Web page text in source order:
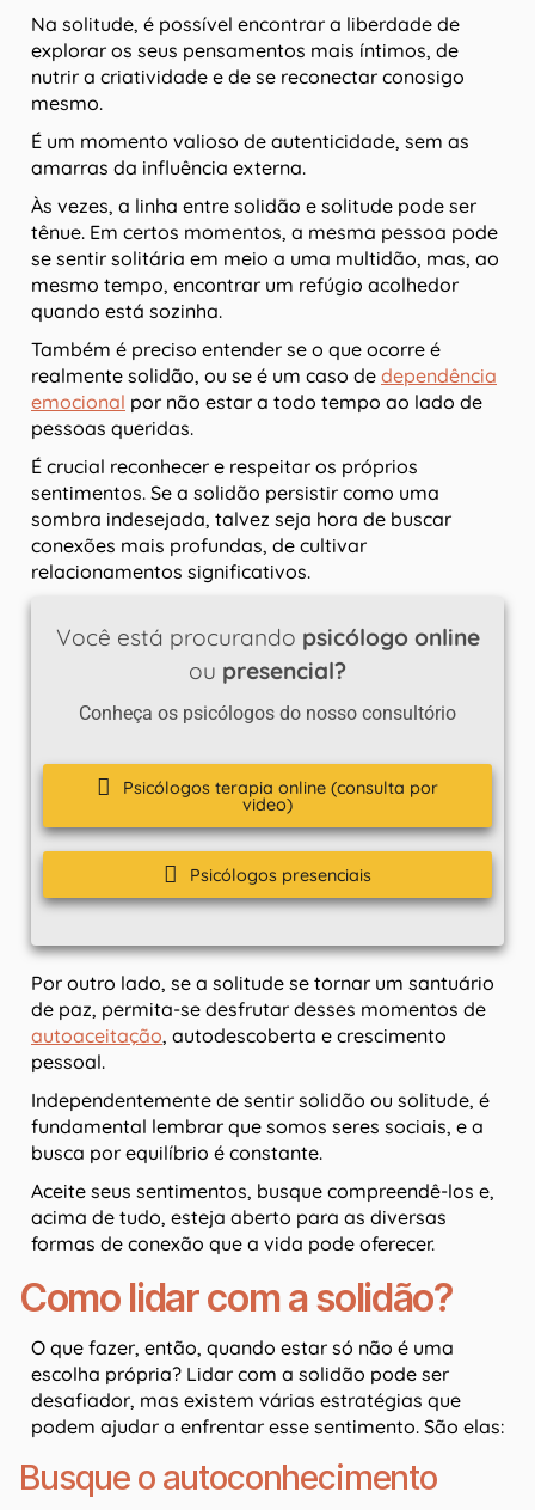
Na solitude, é possível encontrar a liberdade de
explorar os seus pensamentos mais íntimos, de
nutrir a criatividade e de se reconectar conosigo
mesmo.
É um momento valioso de autenticidade, sem as
amarras da influência externa.
Às vezes, a linha entre solidão e solitude pode ser
tênue. Em certos momentos, a mesma pessoa pode
se sentir solitária em meio a uma multidão, mas, ao
mesmo tempo, encontrar um refúgio acolhedor
quando está sozinha.
Também é preciso entender se o que ocorre é
realmente solidão, ou se é um caso de dependência
emocional por não estar a todo tempo ao lado de
pessoas queridas.
É crucial reconhecer e respeitar os próprios
sentimentos. Se a solidão persistir como uma
sombra indesejada, talvez seja hora de buscar
conexões mais profundas, de cultivar
relacionamentos significativos.
Você está procurando psicólogo online
ou presencial?
Conheça os psicólogos do nosso consultório
Psicólogos terapia online (consulta por
video)
Psicólogos presenciais
Por outro lado, se a solitude se tornar um santuário
de paz, permita-se desfrutar desses momentos de
autoaceitação, autodescoberta e crescimento
pessoal.
Independentemente de sentir solidão ou solitude, é
fundamental lembrar que somos seres sociais, e a
busca por equilíbrio é constante.
Aceite seus sentimentos, busque compreendê-los e,
acima de tudo, esteja aberto para as diversas
formas de conexão que a vida pode oferecer.
Como lidar com a solidão?
O que fazer, então, quando estar só não é uma
escolha própria? Lidar com a solidão pode ser
desafiador, mas existem várias estratégias que
podem ajudar a enfrentar esse sentimento. São elas:
Busque o autoconhecimento